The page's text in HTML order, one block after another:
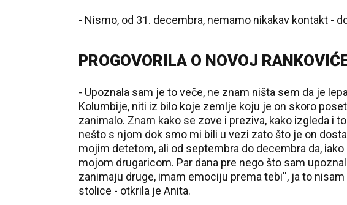
- Nismo, od 31. decembra, nemamo nikakav kontakt -
PROGOVORILA O NOVOJ
- Upoznala sam je to veče, ne znam ništa sem da je
Kolumbije, niti iz bilo koje zemlje koju je on skoro
zanimalo. Znam kako se zove i preziva, kako izgleda i
nešto s njom dok smo mi bili u vezi zato što je on
mojim detetom, ali od septembra do decembra da,
mojom drugaricom. Par dana pre nego što sam
zanimaju druge, imam emociju prema tebi'', ja to
stolice - otkrila je Anita.